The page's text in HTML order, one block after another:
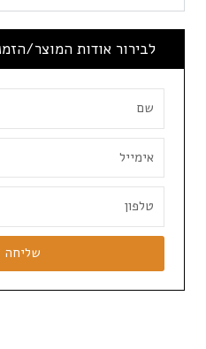
לבירור אודות המוצר/
שליחה